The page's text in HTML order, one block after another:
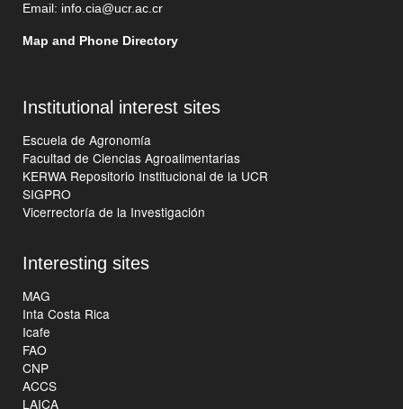
Email: info.cia@ucr.ac.cr
Map and Phone Directory
Institutional interest sites
Escuela de Agronomía
Facultad de Ciencias Agroalimentarias
KERWA Repositorio Institucional de la UCR
SIGPRO
Vicerrectoría de la Investigación
Interesting sites
MAG
Inta Costa Rica
Icafe
FAO
CNP
ACCS
LAICA